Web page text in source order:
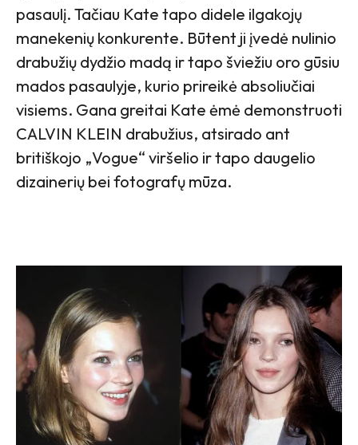
pasaulį. Tačiau Kate tapo didele ilgakojų
manekenių konkurente. Būtent ji įvedė nulinio
drabužių dydžio madą ir tapo šviežiu oro gūsiu
mados pasaulyje, kurio prireikė absoliučiai
visiems. Gana greitai Kate ėmė demonstruoti
CALVIN KLEIN drabužius, atsirado ant
britiškojo „Vogue“ viršelio ir tapo daugelio
dizainerių bei fotografų mūza.